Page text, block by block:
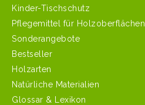
Kinder-Tischschutz
Pflegemittel für Holzoberflächen
Sonderangebote
Bestseller
Holzarten
Natürliche Materialien
Glossar & Lexikon